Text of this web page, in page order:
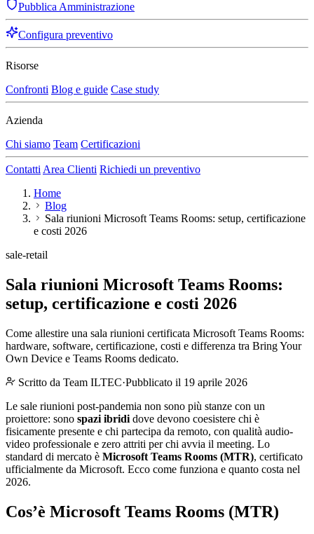
Pubblica Amministrazione
Configura preventivo
Risorse
Confronti Blog e guide Case study
Azienda
Chi siamo Team Certificazioni
Contatti Area Clienti Richiedi un preventivo
Home
Blog
Sala riunioni Microsoft Teams Rooms: setup, certificazione
e costi 2026
sale-retail
Sala riunioni Microsoft Teams Rooms:
setup, certificazione e costi 2026
Come allestire una sala riunioni certificata Microsoft Teams Rooms:
hardware, software, certificazione, costi e differenza tra Bring Your
Own Device e Teams Rooms dedicato.
Scritto da Team ILTEC·Pubblicato il 19 aprile 2026
Le sale riunioni post-pandemia non sono più stanze con un
proiettore: sono spazi ibridi dove devono coesistere chi è
fisicamente presente e chi partecipa da remoto, con qualità audio-
video professionale e zero attriti per chi avvia il meeting. Lo
standard di mercato è Microsoft Teams Rooms (MTR), certificato
ufficialmente da Microsoft. Ecco come funziona e quanto costa nel
2026.
Cos’è Microsoft Teams Rooms (MTR)